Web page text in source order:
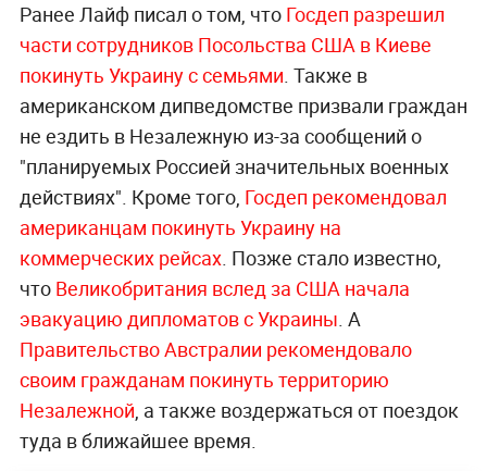
Ранее Лайф писал о том, что Госдеп разрешил
части сотрудников Посольства США в Киеве
покинуть Украину с семьями. Также в
американском дипведомстве призвали граждан
не ездить в Незалежную из-за сообщений о
"планируемых Россией значительных военных
действиях". Кроме того, Госдеп рекомендовал
американцам покинуть Украину на
коммерческих рейсах. Позже стало известно,
что Великобритания вслед за США начала
эвакуацию дипломатов с Украины. А
Правительство Австралии рекомендовало
своим гражданам покинуть территорию
Незалежной, а также воздержаться от поездок
туда в ближайшее время.